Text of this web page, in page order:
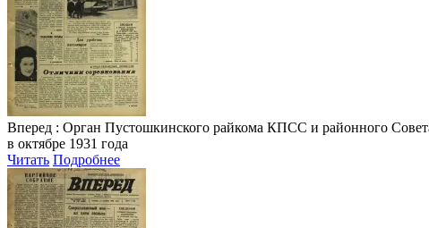
Вперед : Орган Пустошкинского райкома КПСС и районного
в октябре 1931 года
Читать Подробнее